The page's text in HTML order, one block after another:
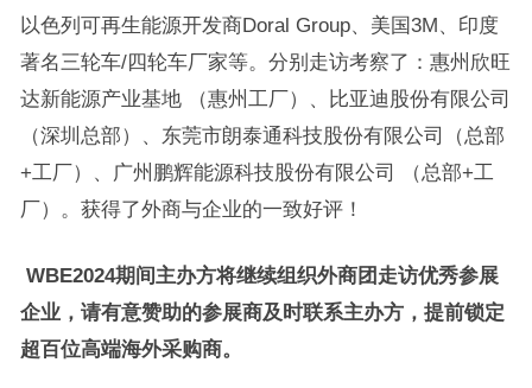
以色列可再生能源开发商Doral Group、美国3M、印度
著名三轮车/四轮车厂家等。分别走访考察了：惠州欣旺
达新能源产业基地 （惠州工厂）、比亚迪股份有限公司
（深圳总部）、东莞市朗泰通科技股份有限公司（总部
+工厂）、广州鹏辉能源科技股份有限公司 （总部+工
厂）。获得了外商与企业的一致好评！
WBE2024期间主办方将继续组织外商团走访优秀参展
企业，请有意赞助的参展商及时联系主办方，提前锁定
超百位高端海外采购商。